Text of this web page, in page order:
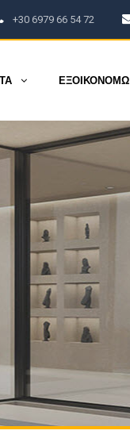
+30 6979 66 54 72
ΕΞΟΙΚΟΝΟΜΩ